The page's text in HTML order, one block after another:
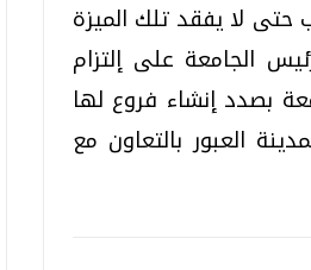
لا يفقد تلك الميزة
الجامعة على إلتزام
2012 - 2017 .وأوضح أن الجامعة بصدد إنشاء فروع لها
العبور بالتعاون مع